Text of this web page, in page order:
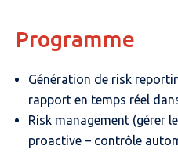
Programme
Génération de risk
rapport en temps réel
Risk management (gérer
proactive – contrôle